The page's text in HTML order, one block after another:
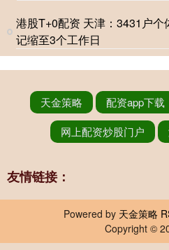
港股T+0配资 天津：3431户个
记缩至3个工作日
天金策略 配资app下载
网上配资炒股门户
友情链接：
Powered by 天金策略
Copyright ©